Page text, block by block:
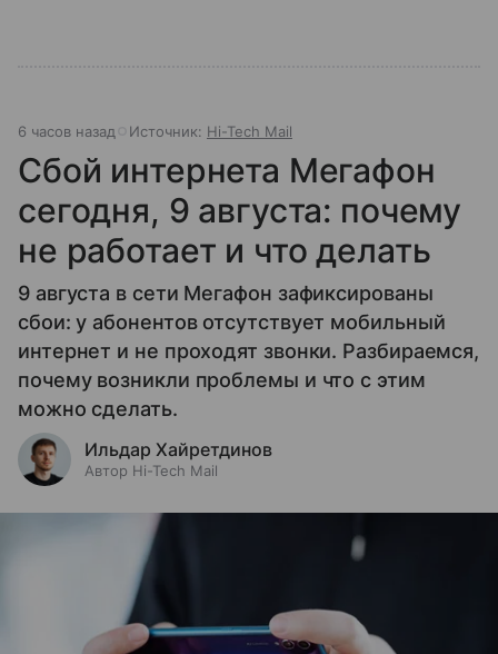
6 часов назад Источник: Hi-Tech Mail
Сбой интернета Мегафон
сегодня, 9 августа: почему
не работает и что делать
9 августа в сети Мегафон зафиксированы
сбои: у абонентов отсутствует мобильный
интернет и не проходят звонки. Разбираемся,
почему возникли проблемы и что с этим
можно сделать.
Ильдар Хайретдинов
Автор Hi-Tech Mail